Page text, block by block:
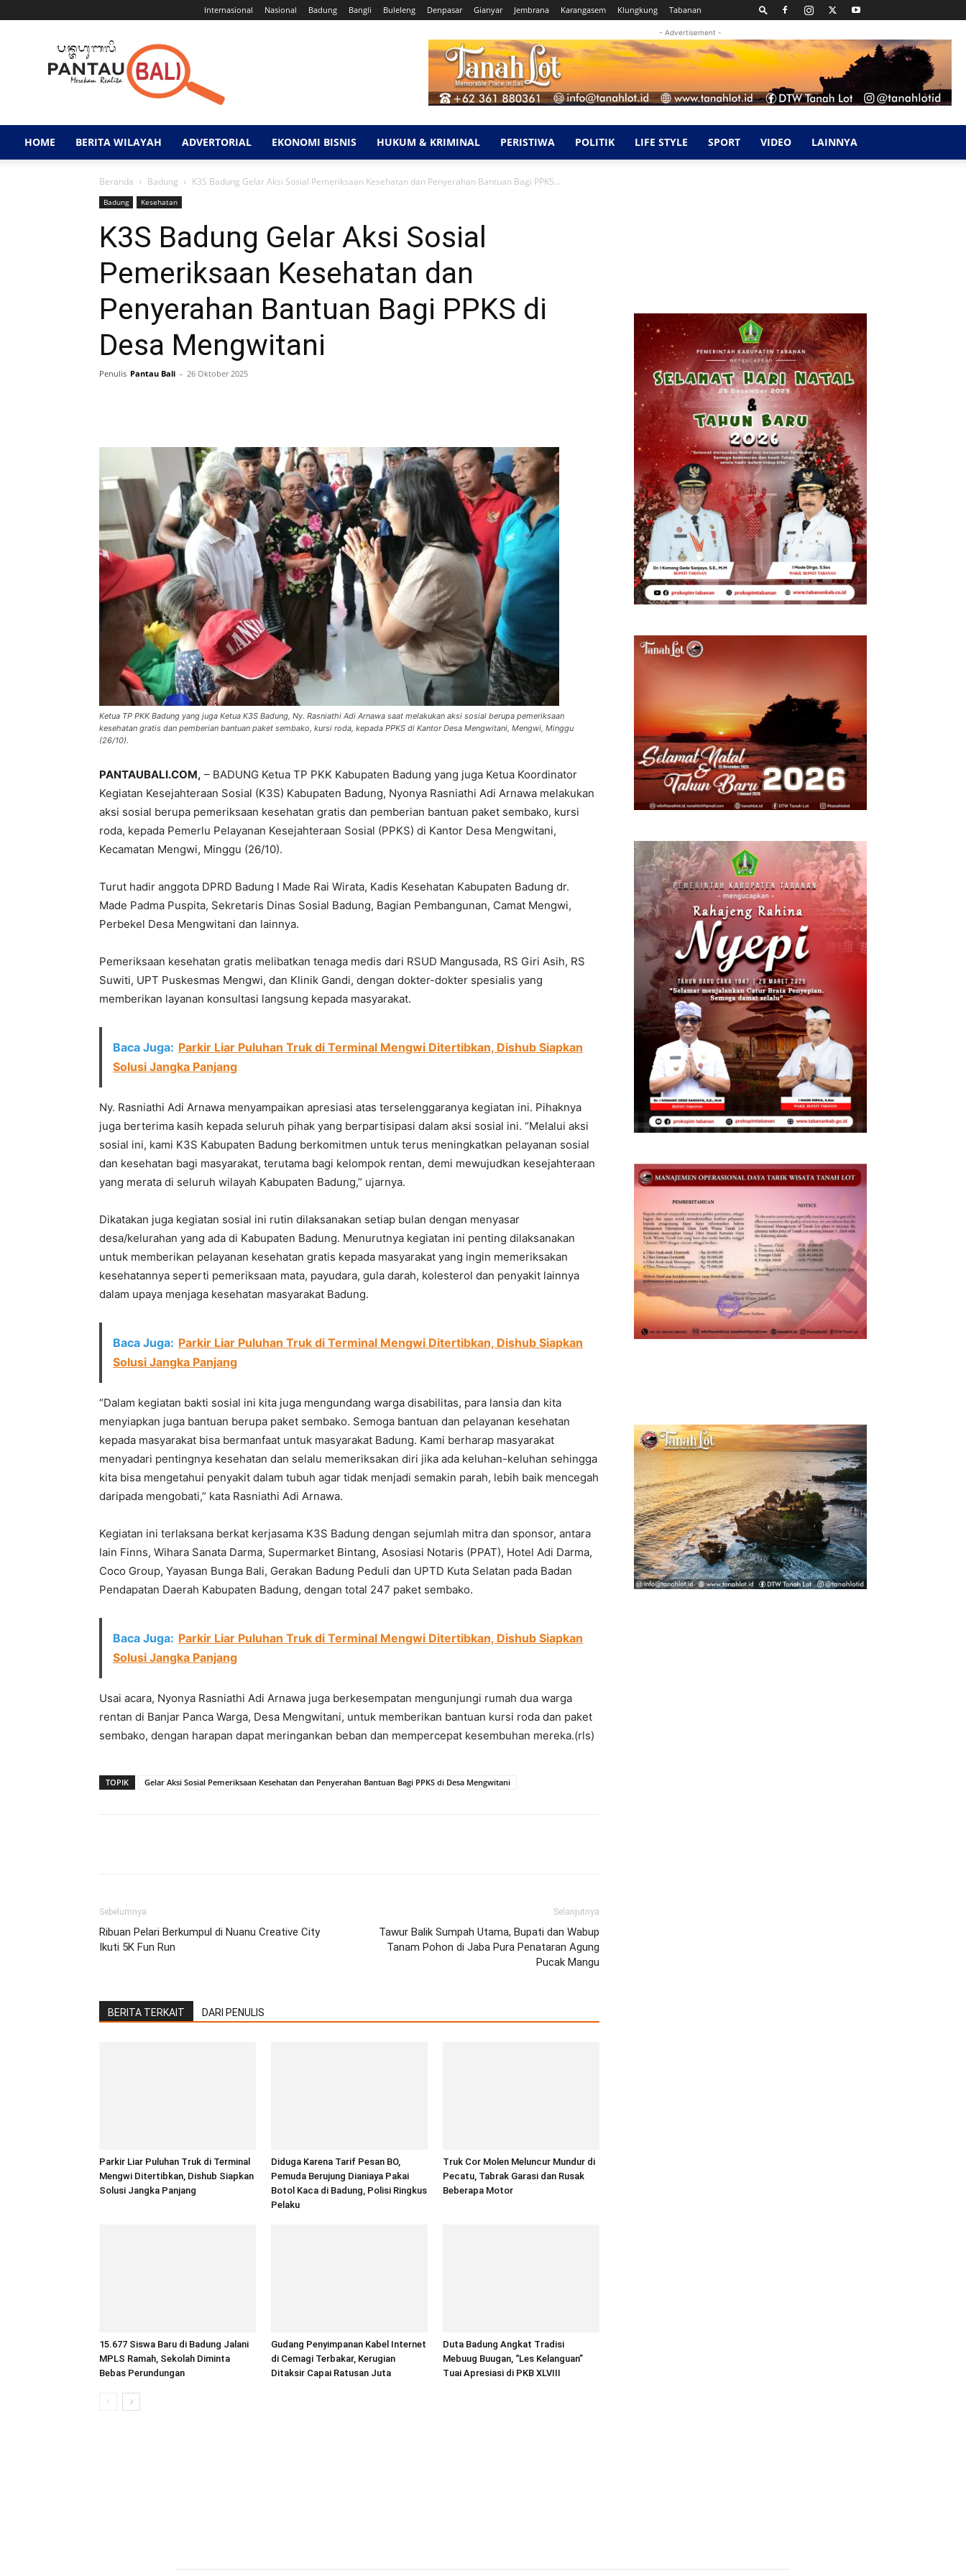
Internasional Nasional Badung Bangli Buleleng Denpasar Gianyar Jembrana Karangasem Klungkung Tabanan
Pantau
Bali
- Advertisement -
HOME BERITA WILAYAH ADVERTORIAL EKONOMI BISNIS HUKUM & KRIMINAL PERISTIWA POLITIK LIFE STYLE SPORT VIDEO LAINNYA
Beranda Badung K3S Badung Gelar Aksi Sosial Pemeriksaan Kesehatan dan Penyerahan Bantuan Bagi PPKS...
Badung Kesehatan
K3S Badung Gelar Aksi Sosial
Pemeriksaan Kesehatan dan
Penyerahan Bantuan Bagi PPKS di
Desa Mengwitani
Penulis Pantau Bali - 26 Oktober 2025
Ketua TP PKK Badung yang juga Ketua K3S Badung, Ny. Rasniathi Adi Arnawa saat melakukan aksi sosial berupa pemeriksaan
kesehatan gratis dan pemberian bantuan paket sembako, kursi roda, kepada PPKS di Kantor Desa Mengwitani, Mengwi, Minggu
(26/10).
PANTAUBALI.COM, – BADUNG Ketua TP PKK Kabupaten Badung yang juga Ketua Koordinator
Kegiatan Kesejahteraan Sosial (K3S) Kabupaten Badung, Nyonya Rasniathi Adi Arnawa melakukan
aksi sosial berupa pemeriksaan kesehatan gratis dan pemberian bantuan paket sembako, kursi
roda, kepada Pemerlu Pelayanan Kesejahteraan Sosial (PPKS) di Kantor Desa Mengwitani,
Kecamatan Mengwi, Minggu (26/10).
Turut hadir anggota DPRD Badung I Made Rai Wirata, Kadis Kesehatan Kabupaten Badung dr.
Made Padma Puspita, Sekretaris Dinas Sosial Badung, Bagian Pembangunan, Camat Mengwi,
Perbekel Desa Mengwitani dan lainnya.
Pemeriksaan kesehatan gratis melibatkan tenaga medis dari RSUD Mangusada, RS Giri Asih, RS
Suwiti, UPT Puskesmas Mengwi, dan Klinik Gandi, dengan dokter-dokter spesialis yang
memberikan layanan konsultasi langsung kepada masyarakat.
Baca Juga: Parkir Liar Puluhan Truk di Terminal Mengwi Ditertibkan, Dishub Siapkan
Solusi Jangka Panjang
Ny. Rasniathi Adi Arnawa menyampaikan apresiasi atas terselenggaranya kegiatan ini. Pihaknya
juga berterima kasih kepada seluruh pihak yang berpartisipasi dalam aksi sosial ini. “Melalui aksi
sosial ini, kami K3S Kabupaten Badung berkomitmen untuk terus meningkatkan pelayanan sosial
dan kesehatan bagi masyarakat, terutama bagi kelompok rentan, demi mewujudkan kesejahteraan
yang merata di seluruh wilayah Kabupaten Badung,” ujarnya.
Dikatakan juga kegiatan sosial ini rutin dilaksanakan setiap bulan dengan menyasar
desa/kelurahan yang ada di Kabupaten Badung. Menurutnya kegiatan ini penting dilaksanakan
untuk memberikan pelayanan kesehatan gratis kepada masyarakat yang ingin memeriksakan
kesehatannya seperti pemeriksaan mata, payudara, gula darah, kolesterol dan penyakit lainnya
dalam upaya menjaga kesehatan masyarakat Badung.
Baca Juga: Parkir Liar Puluhan Truk di Terminal Mengwi Ditertibkan, Dishub Siapkan
Solusi Jangka Panjang
“Dalam kegiatan bakti sosial ini kita juga mengundang warga disabilitas, para lansia dan kita
menyiapkan juga bantuan berupa paket sembako. Semoga bantuan dan pelayanan kesehatan
kepada masyarakat bisa bermanfaat untuk masyarakat Badung. Kami berharap masyarakat
menyadari pentingnya kesehatan dan selalu memeriksakan diri jika ada keluhan-keluhan sehingga
kita bisa mengetahui penyakit dalam tubuh agar tidak menjadi semakin parah, lebih baik mencegah
daripada mengobati,” kata Rasniathi Adi Arnawa.
Kegiatan ini terlaksana berkat kerjasama K3S Badung dengan sejumlah mitra dan sponsor, antara
lain Finns, Wihara Sanata Darma, Supermarket Bintang, Asosiasi Notaris (PPAT), Hotel Adi Darma,
Coco Group, Yayasan Bunga Bali, Gerakan Badung Peduli dan UPTD Kuta Selatan pada Badan
Pendapatan Daerah Kabupaten Badung, dengan total 247 paket sembako.
Baca Juga: Parkir Liar Puluhan Truk di Terminal Mengwi Ditertibkan, Dishub Siapkan
Solusi Jangka Panjang
Usai acara, Nyonya Rasniathi Adi Arnawa juga berkesempatan mengunjungi rumah dua warga
rentan di Banjar Panca Warga, Desa Mengwitani, untuk memberikan bantuan kursi roda dan paket
sembako, dengan harapan dapat meringankan beban dan mempercepat kesembuhan mereka.(rls)
TOPIK Gelar Aksi Sosial Pemeriksaan Kesehatan dan Penyerahan Bantuan Bagi PPKS di Desa Mengwitani
Sebelumnya
Ribuan Pelari Berkumpul di Nuanu Creative City
Ikuti 5K Fun Run
Selanjutnya
Tawur Balik Sumpah Utama, Bupati dan Wabup
Tanam Pohon di Jaba Pura Penataran Agung
Pucak Mangu
BERITA TERKAIT DARI PENULIS
Parkir Liar Puluhan Truk di Terminal
Mengwi Ditertibkan, Dishub Siapkan
Solusi Jangka Panjang
Diduga Karena Tarif Pesan BO,
Pemuda Berujung Dianiaya Pakai
Botol Kaca di Badung, Polisi Ringkus
Pelaku
Truk Cor Molen Meluncur Mundur di
Pecatu, Tabrak Garasi dan Rusak
Beberapa Motor
15.677 Siswa Baru di Badung Jalani
MPLS Ramah, Sekolah Diminta
Bebas Perundungan
Gudang Penyimpanan Kabel Internet
di Cemagi Terbakar, Kerugian
Ditaksir Capai Ratusan Juta
Duta Badung Angkat Tradisi
Mebuug Buugan, “Les Kelanguan”
Tuai Apresiasi di PKB XLVIII